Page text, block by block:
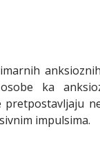
ka
impulsima.